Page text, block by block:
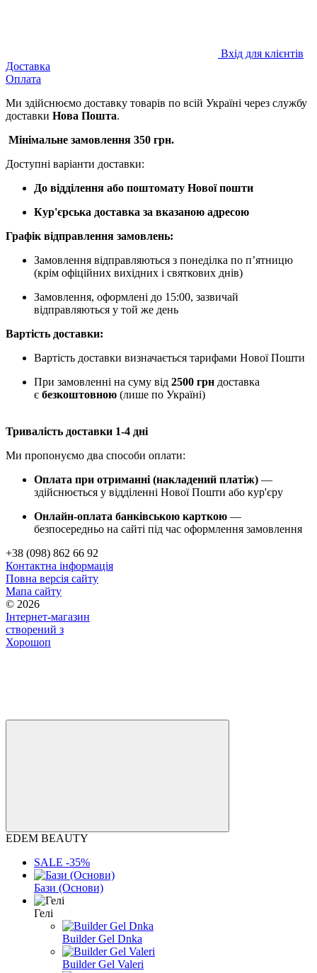
Вхід для клієнтів
Доставка
Оплата
Ми здійснюємо доставку товарів по всій Україні через службу
доставки Нова Пошта.
Мінімальне замовлення 350 грн.
Доступні варіанти доставки:
До відділення або поштомату Нової пошти
Кур'єрська доставка за вказаною адресою
Графік відправлення замовлень:
Замовлення відправляються з понеділка по п’ятницю
(крім офіційних вихідних і святкових днів)
Замовлення, оформлені до 15:00, зазвичай
відправляються у той же день
Вартість доставки:
Вартість доставки визначається тарифами Нової Пошти
При замовленні на суму від 2500 грн доставка
є безкоштовною (лише по Україні)
Тривалість доставки 1-4 дні
Ми пропонуємо два способи оплати:
Оплата при отриманні (накладений платіж) —
здійснюється у відділенні Нової Пошти або кур'єру
Онлайн-оплата банківською карткою —
безпосередньо на сайті під час оформлення замовлення
+38 (098) 862 66 92
Контактна інформація
Повна версія сайту
Мапа сайту
© 2026
Інтернет-магазин
створений з
Хорошоп
EDEM BEAUTY
SALE -35%
Бази (Основи)
Гелі
Builder Gel Dnka
Builder Gel Valeri